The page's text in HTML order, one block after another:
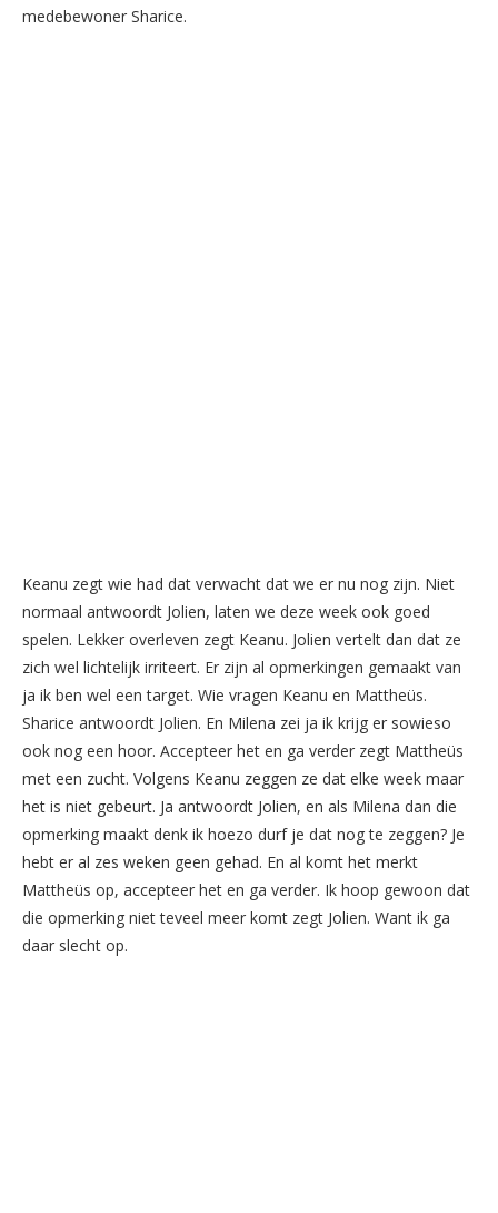
medebewoner Sharice.
Keanu zegt wie had dat verwacht dat we er nu nog zijn. Niet
normaal antwoordt Jolien, laten we deze week ook goed
spelen. Lekker overleven zegt Keanu. Jolien vertelt dan dat ze
zich wel lichtelijk irriteert. Er zijn al opmerkingen gemaakt van
ja ik ben wel een target. Wie vragen Keanu en Mattheüs.
Sharice antwoordt Jolien. En Milena zei ja ik krijg er sowieso
ook nog een hoor. Accepteer het en ga verder zegt Mattheüs
met een zucht. Volgens Keanu zeggen ze dat elke week maar
het is niet gebeurt. Ja antwoordt Jolien, en als Milena dan die
opmerking maakt denk ik hoezo durf je dat nog te zeggen? Je
hebt er al zes weken geen gehad. En al komt het merkt
Mattheüs op, accepteer het en ga verder. Ik hoop gewoon dat
die opmerking niet teveel meer komt zegt Jolien. Want ik ga
daar slecht op.